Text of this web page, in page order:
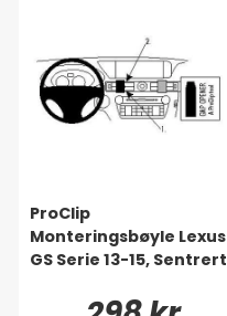
ProClip
Monteringsbøyle Lexus
GS Serie 13-15, Sentrert